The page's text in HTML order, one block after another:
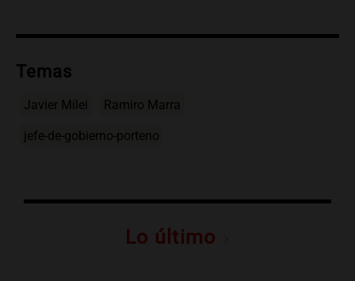
Temas
Javier Milei Ramiro Marra
jefe-de-gobierno-porteno
Lo último